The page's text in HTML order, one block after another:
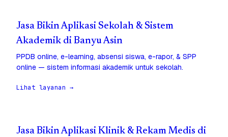
Jasa Bikin Aplikasi Sekolah & Sistem
Akademik di Banyu Asin
PPDB online, e-learning, absensi siswa, e-rapor, & SPP
online — sistem informasi akademik untuk sekolah.
Lihat layanan →
Jasa Bikin Aplikasi Klinik & Rekam Medis di